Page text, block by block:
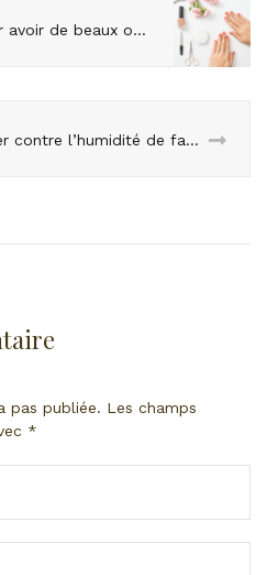
Trucs et astuces pour avoir de beaux ongles !
Comment lutter contre l’humidité de façon naturelle ?
pas publiée. Les champs
*